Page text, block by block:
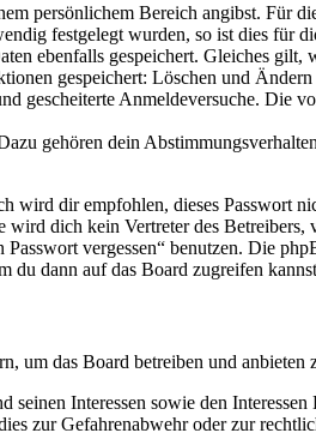
persönlichem Bereich angibst. Für
festgelegt wurden, so ist dies für
ebenfalls gespeichert. Gleiches
gespeichert: Löschen und
gescheiterte Anmeldeversuche. Die
gehören dein
wird dir empfohlen, dieses Passwort
dich kein Vertreter des
vergessen“ benutzen. Die
du dann auf das Board zugreifen
um das Board betreiben und anbieten
Interessen sowie den
zur Gefahrenabwehr oder zur